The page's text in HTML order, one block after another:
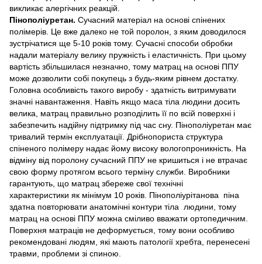
викликає алергічних реакцій.
Пінополіуретан. Сучасний матеріал на основі спінених
полімерів. Це вже далеко не той поролон, з яким доводилося
зустрічатися ще 5-10 років тому. Сучасні способи обробки
надали матеріалу велику пружність і еластичність. При цьому
вартість збільшилася незначно, тому матрац на основі ППУ
може дозволити собі покупець з будь-яким рівнем достатку.
Головна особливість такого виробу - здатність витримувати
значні навантаження. Навіть якщо маса тіла людини досить
велика, матрац правильно розподілить її по всій поверхні і
забезпечить надійну підтримку під час сну. Пінополіуретан має
тривалий термін експлуатації. Дрібнопориста структура
спіненого полімеру надає йому високу вологопроникність. На
відміну від поролону сучасний ППУ не кришиться і не втрачає
свою форму протягом всього терміну служби. Виробники
гарантують, що матрац збереже свої технічні
характеристики як мінімум 10 років. Пінополіурітанова піна
здатна повторювати анатомічні контури тіла людини, тому
матрац на основі ППУ можна сміливо вважати ортопедичним.
Поверхня матраців не деформується, тому вони особливо
рекомендовані людям, які мають патології хребта, перенесені
травми, проблеми зі спиною.